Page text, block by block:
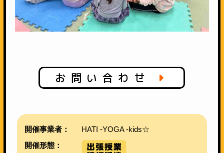
お問い合わせ
開催事業者：
HATI -YOGA -kids☆
開催形態：